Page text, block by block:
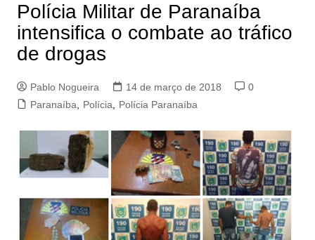
Polícia Militar de Paranaíba
intensifica o combate ao tráfico
de drogas
Pablo Nogueira 14 de março de 2018
0
Paranaíba
Polícia Polícia Paranaíba